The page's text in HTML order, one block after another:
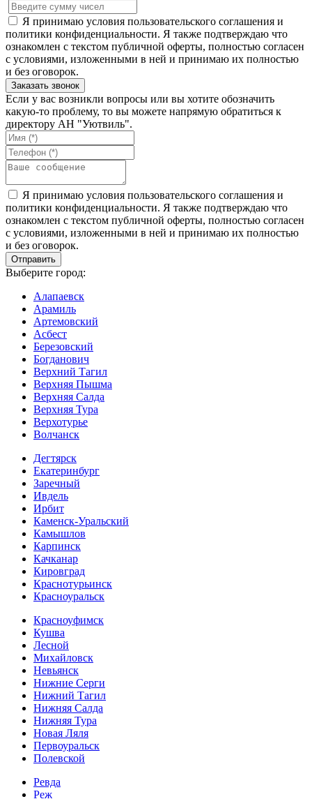
Я принимаю условия пользовательского соглашения и
политики конфиденциальности. Я также подтверждаю что
ознакомлен с текстом публичной оферты, полностью согласен
с условиями, изложенными в ней и принимаю их полностью
и без оговорок.
Если у вас возникли вопросы или вы хотите обозначить
какую-то проблему, то вы можете напрямую обратиться к
директору АН "Уютвиль".
Я принимаю условия пользовательского соглашения и
политики конфиденциальности. Я также подтверждаю что
ознакомлен с текстом публичной оферты, полностью согласен
с условиями, изложенными в ней и принимаю их полностью
и без оговорок.
Выберите город:
Алапаевск
Арамиль
Артемовский
Асбест
Березовский
Богданович
Верхний Тагил
Верхняя Пышма
Верхняя Салда
Верхняя Тура
Верхотурье
Волчанск
Дегтярск
Екатеринбург
Заречный
Ивдель
Ирбит
Каменск-Уральский
Камышлов
Карпинск
Качканар
Кировград
Краснотурьинск
Красноуральск
Красноуфимск
Кушва
Лесной
Михайловск
Невьянск
Нижние Серги
Нижний Тагил
Нижняя Салда
Нижняя Тура
Новая Ляля
Первоуральск
Полевской
Ревда
Реж